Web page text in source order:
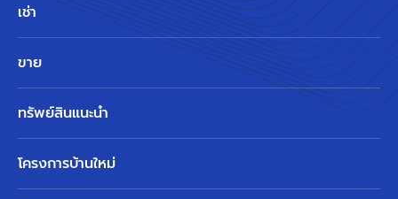
เช่า
ขาย
ทรัพย์สินแนะนำ
โครงการบ้านใหม่